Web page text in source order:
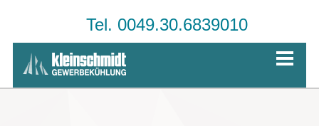
Tel. 0049.30.6839010